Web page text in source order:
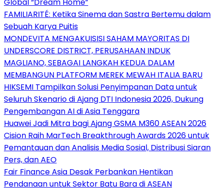
FAMILIARITÉ: Ketika Sinema dan Sastra Bertemu dalam
Sebuah Karya Puitis
MONDEVITA MENGAKUISISI SAHAM MAYORITAS DI
UNDERSCORE DISTRICT, PERUSAHAAN INDUK
MAGLIANO, SEBAGAI LANGKAH KEDUA DALAM
MEMBANGUN PLATFORM MEREK MEWAH ITALIA BARU
HIKSEMI Tampilkan Solusi Penyimpanan Data untuk
Seluruh Skenario di Ajang DTI Indonesia 2026, Dukung
Pengembangan AI di Asia Tenggara
Huawei Jadi Mitra bagi Ajang GSMA M360 ASEAN 2026
Cision Raih MarTech Breakthrough Awards 2026 untuk
Pemantauan dan Analisis Media Sosial, Distribusi Siaran
Pers, dan AEO
Fair Finance Asia Desak Perbankan Hentikan
Pendanaan untuk Sektor Batu Bara di ASEAN